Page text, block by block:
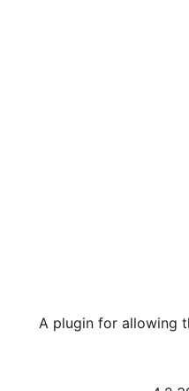
A plugin for allowing